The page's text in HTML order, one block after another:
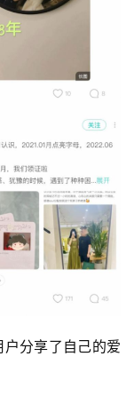
分享了自己的爱